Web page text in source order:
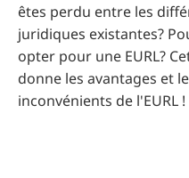
êtes perdu entre les
juridiques existantes?
opter pour une EURL?
donne les avantages et
inconvénients de l'EURL !